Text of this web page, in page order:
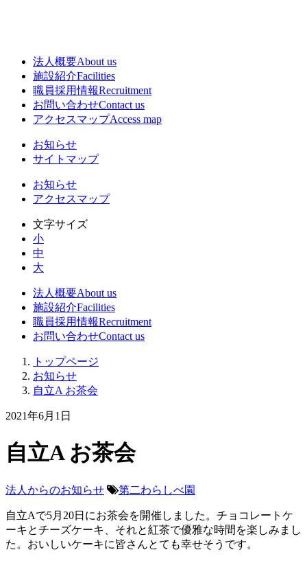
法人概要About us
施設紹介Facilities
職員採用情報Recruitment
お問い合わせContact us
アクセスマップAccess map
お知らせ
サイトマップ
お知らせ
アクセスマップ
文字サイズ
小
中
大
法人概要About us
施設紹介Facilities
職員採用情報Recruitment
お問い合わせContact us
トップページ
お知らせ
自立A お茶会
2021年6月1日
自立A お茶会
法人からのお知らせ 第二わらしべ園
自立Aで5月20日にお茶会を開催しました。チョコレートケ
ーキとチーズケーキ、それと紅茶で優雅な時間を楽しみまし
た。おいしいケーキに皆さんとても幸せそうです。